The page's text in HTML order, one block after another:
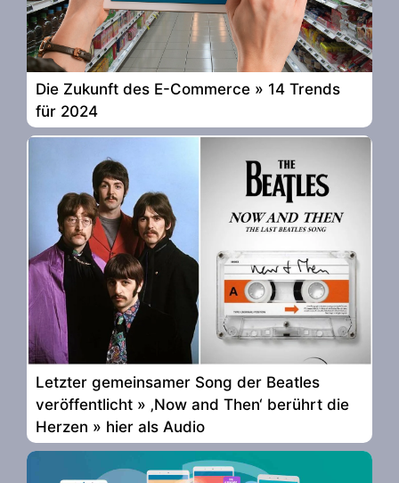
Die Zukunft des E-Commerce » 14 Trends
für 2024
Letzter gemeinsamer Song der Beatles
veröffentlicht » ‚Now and Then‘ berührt die
Herzen » hier als Audio